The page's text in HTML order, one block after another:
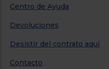
Centro de Ayuda
Devoluciones
Desistir del contrato aquí
Contacto